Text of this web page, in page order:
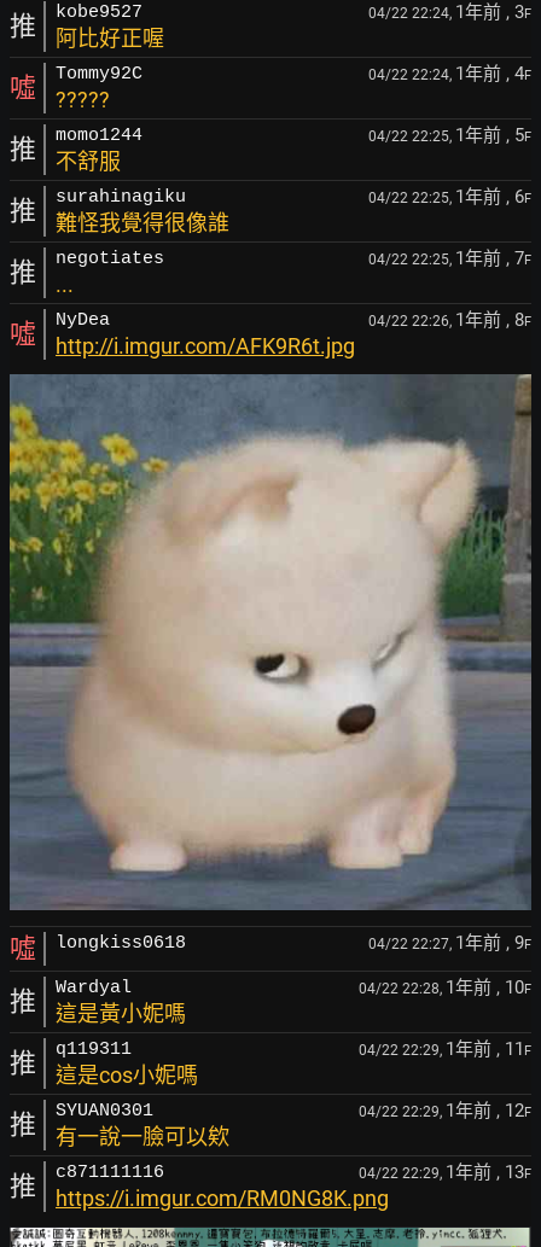
推 kobe9527 04/22 22:24, 1年前 , 3F
阿比好正喔
噓 Tommy92C 04/22 22:24, 1年前 , 4F
?????
推 momo1244 04/22 22:25, 1年前 , 5F
不舒服
推 surahinagiku 04/22 22:25, 1年前 , 6F
難怪我覺得很像誰
推 negotiates 04/22 22:25, 1年前 , 7F
...
噓 NyDea 04/22 22:26, 1年前 , 8F
http://i.imgur.com/AFK9R6t.jpg
噓 longkiss0618 04/22 22:27, 1年前 , 9F
推 Wardyal 04/22 22:28, 1年前 , 10F
這是黃小妮嗎
推 q119311 04/22 22:29, 1年前 , 11 F
這是cos小妮嗎
推 SYUAN0301 04/22 22:29, 1年前 , 12F
有一說一臉可以欸
推 c871111116 04/22 22:29, 1年前 , 13F
https://i.imgur.com/RM0NG8K.png